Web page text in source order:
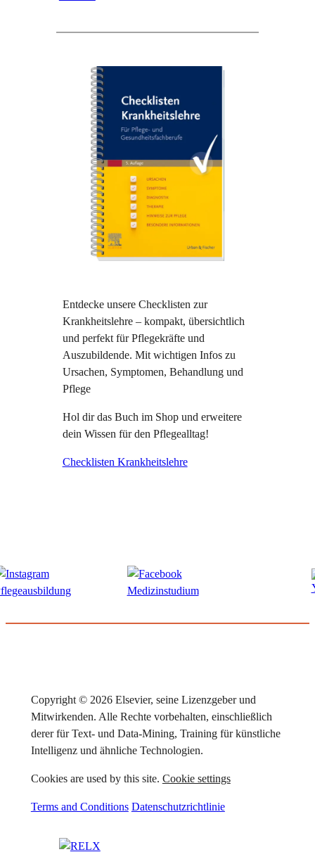
Entdecke unsere Checklisten zur
Krankheitslehre – kompakt, übersichtlich
und perfekt für Pflegekräfte und
Auszubildende. Mit wichtigen Infos zu
Ursachen, Symptomen, Behandlung und
Pflege
Hol dir das Buch im Shop und erweitere
dein Wissen für den Pflegealltag!
Checklisten Krankheitslehre
Copyright © 2026 Elsevier, seine Lizenzgeber und
Mitwirkenden. Alle Rechte vorbehalten, einschließlich
derer für Text- und Data-Mining, Training für künstliche
Intelligenz und ähnliche Technologien.
Cookies are used by this site. Cookie settings
Terms and Conditions Datenschutzrichtlinie